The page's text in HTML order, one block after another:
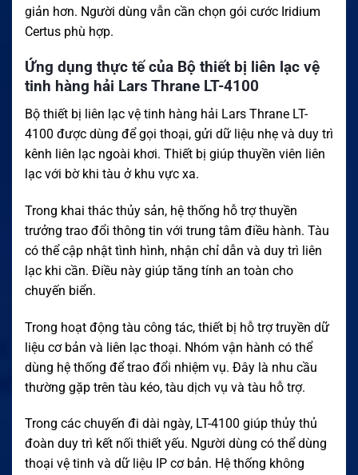
giản hơn. Người dùng vẫn cần chọn gói cước Iridium
Certus phù hợp.
Ứng dụng thực tế của Bộ thiết bị liên lạc vệ
tinh hàng hải Lars Thrane LT-4100
Bộ thiết bị liên lạc vệ tinh hàng hải Lars Thrane LT-
4100 được dùng để gọi thoại, gửi dữ liệu nhẹ và duy trì
kênh liên lạc ngoài khơi. Thiết bị giúp thuyền viên liên
lạc với bờ khi tàu ở khu vực xa.
Trong khai thác thủy sản, hệ thống hỗ trợ thuyền
trưởng trao đổi thông tin với trung tâm điều hành. Tàu
có thể cập nhật tình hình, nhận chỉ dẫn và duy trì liên
lạc khi cần. Điều này giúp tăng tính an toàn cho
chuyến biển.
Trong hoạt động tàu công tác, thiết bị hỗ trợ truyền dữ
liệu cơ bản và liên lạc thoại. Nhóm vận hành có thể
dùng hệ thống để trao đổi nhiệm vụ. Đây là nhu cầu
thường gặp trên tàu kéo, tàu dịch vụ và tàu hỗ trợ.
Trong các chuyến đi dài ngày, LT-4100 giúp thủy thủ
đoàn duy trì kết nối thiết yếu. Người dùng có thể dùng
thoại vệ tinh và dữ liệu IP cơ bản. Hệ thống không